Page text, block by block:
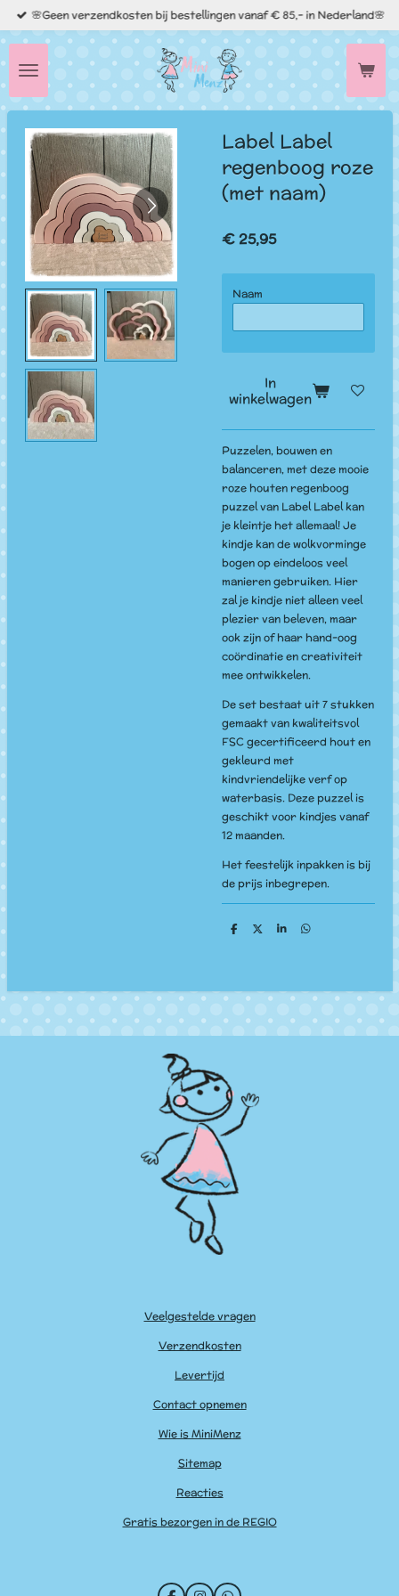
Ga
direct
de
hoofdinhoud
🌸Geen verzendkosten bij bestellingen vanaf € 85,- in Nederland🌸
Label Label
regenboog roze
(met naam)
€ 25,95
Naam
In
winkelwagen
Puzzelen, bouwen en
balanceren, met deze mooie
roze houten regenboog
puzzel van Label Label kan
je kleintje het allemaal! Je
kindje kan de wolkvorminge
bogen op eindeloos veel
manieren gebruiken. Hier
zal je kindje niet alleen veel
plezier van beleven, maar
ook zijn of haar hand-oog
coördinatie en creativiteit
mee ontwikkelen.
De set bestaat uit 7 stukken
gemaakt van kwaliteitsvol
FSC gecertificeerd hout en
gekleurd met
kindvriendelijke verf op
waterbasis. Deze puzzel is
geschikt voor kindjes vanaf
12 maanden.
Het feestelijk inpakken is bij
de prijs inbegrepen.
D
D
S
D
Veelgestelde vragen
Verzendkosten
Levertijd
Contact opnemen
Wie is MiniMenz
Sitemap
Reacties
Gratis bezorgen in de REGIO